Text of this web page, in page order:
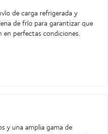
de carga refrigerada y
de frío para garantizar que
en perfectas condiciones.
y una amplia gama de